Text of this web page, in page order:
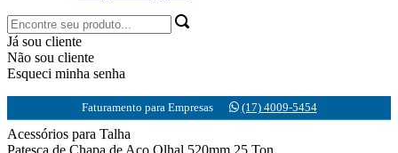
Já sou cliente
Não sou cliente
Esqueci minha senha
Faturamento para Empresas (17) 4009-5454
Acessórios para Talha
Patesca de Chapa de Aço Olhal 520mm 25 Ton